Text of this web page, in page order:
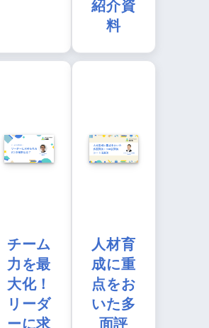
紹介資
料
チーム
力を最
大化！
リーダ
ーに求
人材育
成に重
点をお
いた多
面評